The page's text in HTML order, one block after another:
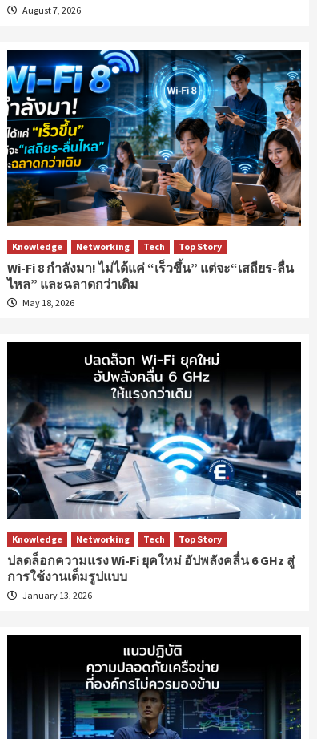
August 7, 2026
Knowledge Networking Tech Top Story
Wi-Fi 8 กำลังมา! ไม่ได้แค่ “เร็วขึ้น” แต่จะ“เสถียร-ลื่น
ไหล” และฉลาดกว่าเดิม
May 18, 2026
Knowledge Networking Tech Top Story
ปลดล็อกความแรง Wi-Fi ยุคใหม่ อัปพลังคลื่น 6 GHz สู่
การใช้งานเต็มรูปแบบ
January 13, 2026